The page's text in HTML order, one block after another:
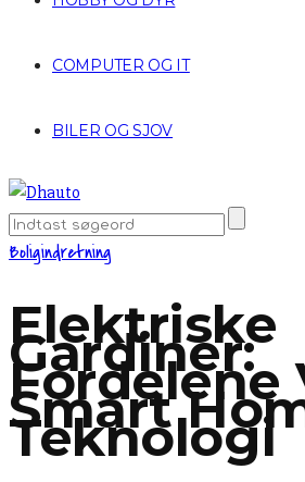
COMPUTER OG IT
BILER OG SJOV
Boligindretning
Elektriske
Gardiner:
Fordelene
Smart
Teknologi